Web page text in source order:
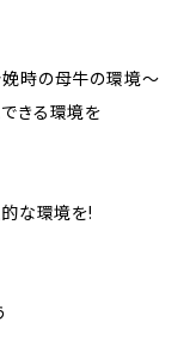
時の母牛の環境～
きる環境を
な環境を!